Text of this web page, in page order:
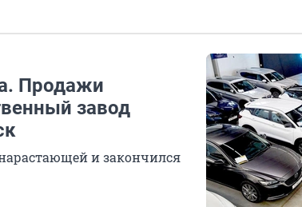
Продажи
завод
и закончился